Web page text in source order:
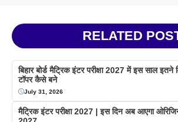
RELATED
बिहार बोर्ड मैट्रिक इंटर परीक्षा 2027 में इस साल इतने
टॉपर कैसे बने
July 31, 2026
मैट्रिक इंटर परीक्षा 2027 | इस दिन अब आएगा